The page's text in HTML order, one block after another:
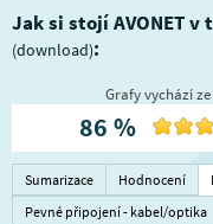
Jak si stojí AVONET
(download):
Grafy vychází
86 %
Sumarizace Hodnocení
Pevné připojení - kabel/optika